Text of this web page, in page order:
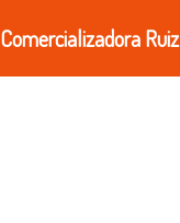
Comercializadora Ruiz